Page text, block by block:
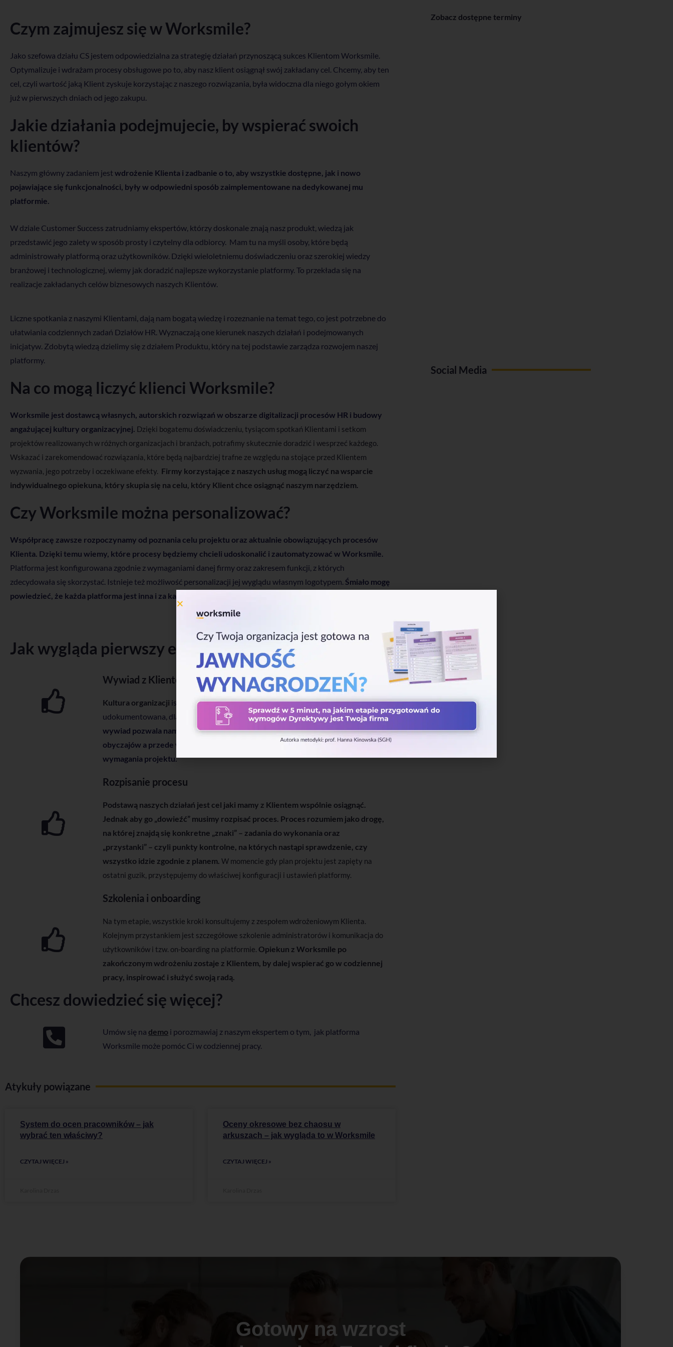
Czym zajmujesz się w Worksmile?
Jako szefowa działu CS jestem odpowiedzialna za strategię działań przynoszącą sukces Klientom Worksmile.
Optymalizuje i wdrażam procesy obsługowe po to, aby nasz klient osiągnął swój zakładany cel. Chcemy, aby ten
cel, czyli wartość jaką Klient zyskuje korzystając z naszego rozwiązania, była widoczna dla niego gołym okiem
już w pierwszych dniach od jego zakupu.
Jakie działania podejmujecie, by wspierać swoich
klientów?
Naszym główny zadaniem jest wdrożenie Klienta i zadbanie o to, aby wszystkie dostępne, jak i nowo
pojawiające się funkcjonalności, były w odpowiedni sposób zaimplementowane na dedykowanej mu
platformie.
W dziale Customer Success zatrudniamy ekspertów, którzy doskonale znają nasz produkt, wiedzą jak
przedstawić jego zalety w sposób prosty i czytelny dla odbiorcy. Mam tu na myśli osoby, które będą
administrowały platformą oraz użytkowników. Dzięki wieloletniemu doświadczeniu oraz szerokiej wiedzy
branżowej i technologicznej, wiemy jak doradzić najlepsze wykorzystanie platformy. To przekłada się na
realizacje zakładanych celów biznesowych naszych Klientów.
Liczne spotkania z naszymi Klientami, dają nam bogatą wiedzę i rozeznanie na temat tego, co jest potrzebne do
ułatwiania codziennych zadań Działów HR. Wyznaczają one kierunek naszych działań i podejmowanych
inicjatyw. Zdobytą wiedzą dzielimy się z działem Produktu, który na tej podstawie zarządza rozwojem naszej
platformy.
Na co mogą liczyć klienci Worksmile?
Worksmile jest dostawcą własnych, autorskich rozwiązań w obszarze digitalizacji procesów HR i budowy
angażującej kultury organizacyjnej. Dzięki bogatemu doświadczeniu, tysiącom spotkań Klientami i setkom
projektów realizowanych w różnych organizacjach i branżach, potrafimy skutecznie doradzić i wesprzeć każdego.
Wskazać i zarekomendować rozwiązania, które będą najbardziej trafne ze względu na stojące przed Klientem
wyzwania, jego potrzeby i oczekiwane efekty. Firmy korzystające z naszych usług mogą liczyć na wsparcie
indywidualnego opiekuna, który skupia się na celu, który Klient chce osiągnąć naszym narzędziem.
Czy Worksmile można personalizować?
Współpracę zawsze rozpoczynamy od poznania celu projektu oraz aktualnie obowiązujących procesów
Klienta. Dzięki temu wiemy, które procesy będziemy chcieli udoskonalić i zautomatyzować w Worksmile.
Platforma jest konfigurowana zgodnie z wymaganiami danej firmy oraz zakresem funkcji, z których
zdecydowała się skorzystać. Istnieje też możliwość personalizacji jej wyglądu własnym logotypem. Śmiało mogę
powiedzieć, że każda platforma jest inna i za każdym razem „szyta na miarę” naszego Klienta.
Jak wygląda pierwszy etap współpracy?
Wywiad z Klientem
Kultura organizacji istnieje w każdej firmie. Czasem nie jest sformalizowana, czy
udokumentowana, dlatego zwykle zaczynamy od rozmowy z Klientem. Taki
wywiad pozwala nam na lepsze poznanie danej organizacji, jej procesów,
obyczajów a przede wszystkich pracowników. Na tej podstawie określamy tzw.
wymagania projektu.
Rozpisanie procesu
Podstawą naszych działań jest cel jaki mamy z Klientem wspólnie osiągnąć.
Jednak aby go „dowieźć” musimy rozpisać proces. Proces rozumiem jako drogę,
na której znajdą się konkretne „znaki” – zadania do wykonania oraz
„przystanki” – czyli punkty kontrolne, na których nastąpi sprawdzenie, czy
wszystko idzie zgodnie z planem.W momencie gdy plan projektu jest zapięty na
ostatni guzik, przystępujemy do właściwej konfiguracji i ustawień platformy.
Szkolenia i onboarding
Na tym etapie, wszystkie kroki konsultujemy z zespołem wdrożeniowym Klienta.
Kolejnym przystankiem jest szczegółowe szkolenie administratorów i komunikacja do
użytkowników i tzw. on-boarding na platformie. Opiekun z Worksmile po
zakończonym wdrożeniu zostaje z Klientem, by dalej wspierać go w codziennej
pracy, inspirować i służyć swoją radą.
Chcesz dowiedzieć się więcej?
Umów się na demo i porozmawiaj z naszym ekspertem o tym, jak platforma
Worksmile może pomóc Ci w codziennej pracy.
Atykuły powiązane
System do ocen pracowników – jak
wybrać ten właściwy?
CZYTAJ WIĘCEJ »
Oceny okresowe bez chaosu w
arkuszach – jak wygląda to w Worksmile
CZYTAJ WIĘCEJ »
Zobacz dostępne terminy
Social Media
Gotowy na wzrost